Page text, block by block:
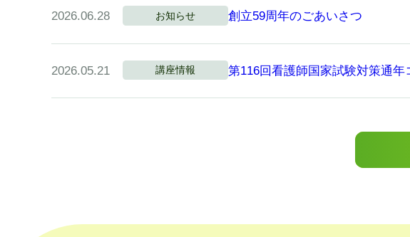
2026.06.28 お知らせ 創立59周年のごあいさつ
2026.05.21 講座情報 第116回看護師国家試験対策通